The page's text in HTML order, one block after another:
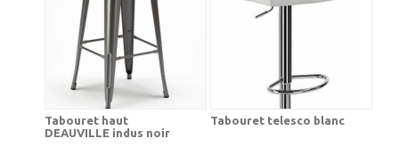
Tabouret haut
DEAUVILLE indus noir
Tabouret telesco blanc